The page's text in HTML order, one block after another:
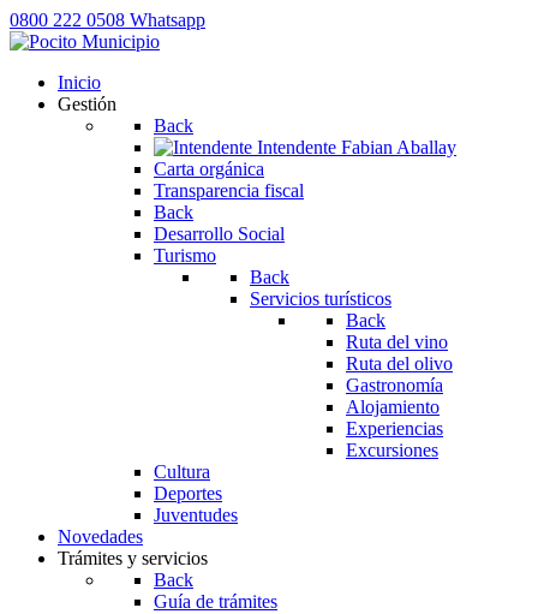
0800 222 0508 Whatsapp
Inicio
Gestión
Back
Intendente Fabian Aballay
Carta orgánica
Transparencia fiscal
Back
Desarrollo Social
Turismo
Back
Servicios turísticos
Back
Ruta del vino
Ruta del olivo
Gastronomía
Alojamiento
Experiencias
Excursiones
Cultura
Deportes
Juventudes
Novedades
Trámites y servicios
Back
Guía de trámites